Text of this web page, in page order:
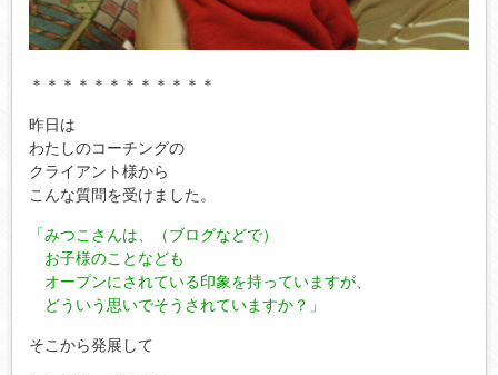
＊＊＊＊＊＊＊＊＊＊＊＊
昨日は
わたしのコーチングの
クライアント様から
こんな質問を受けました。
「みつこさんは、（ブログなどで）
お子様のことなども
オープンにされている印象を持っていますが、
どういう思いでそうされていますか？」
そこから発展して